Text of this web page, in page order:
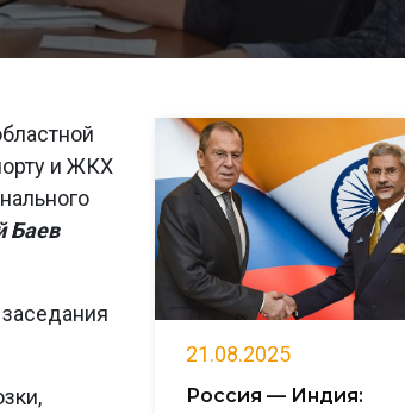
и ЖКХ
Баев
21.08.2025
Россия — Индия: